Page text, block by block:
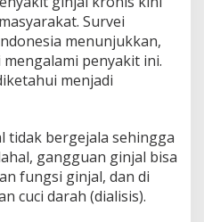
Survei
menunjukkan,
penyakit ini.
menjadi
tidak bergejala sehingga
gangguan ginjal bisa
fungsi ginjal, dan di
cuci darah (dialisis).